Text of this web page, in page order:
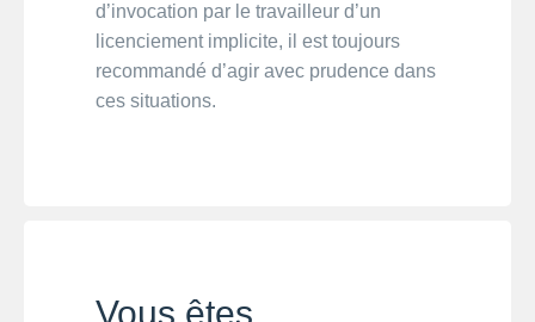
d’invocation par le travailleur d’un
licenciement implicite, il est toujours
recommandé d’agir avec prudence dans
ces situations.
Vous êtes